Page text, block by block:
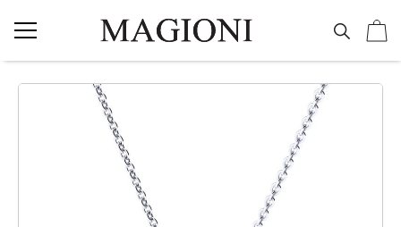
Vereničko prstenje